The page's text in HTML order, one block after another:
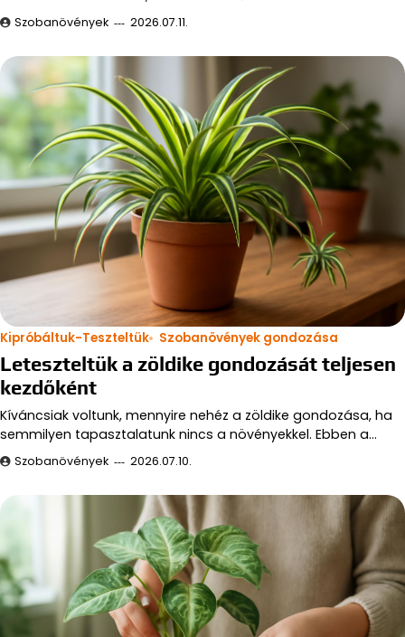
Szobanövények 2026.07.11.
Kipróbáltuk-Teszteltük Szobanövények gondozása
Leteszteltük a zöldike gondozását teljesen
kezdőként
Kíváncsiak voltunk, mennyire nehéz a zöldike gondozása, ha
semmilyen tapasztalatunk nincs a növényekkel. Ebben a…
Szobanövények 2026.07.10.